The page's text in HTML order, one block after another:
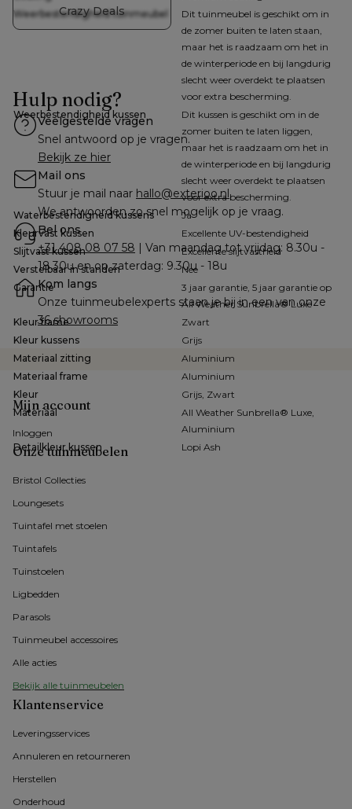
Weerbestendigheid tuinmeubel
Dit tuinmeubel is geschikt om in
de zomer buiten te laten staan,
maar het is raadzaam om het in
de winterperiode en bij langdurig
slecht weer overdekt te plaatsen
voor extra bescherming.
Weerbestendigheid kussen
Dit kussen is geschikt om in de
zomer buiten te laten liggen,
maar het is raadzaam om het in
de winterperiode en bij langdurig
slecht weer overdekt te plaatsen
voor extra bescherming.
Waterbestendigheid kussens
Ja
Kleurvast kussen
Excellente UV-bestendigheid
Slijtvast kussen
Excellente slijtvastheid
Verstelbaar in standen
Nee
Garantie
3 jaar garantie, 5 jaar garantie op
All Weather Sunbrella® Luxe
Kleur frame
Zwart
Kleur kussens
Grijs
Materiaal zitting
Aluminium
Materiaal frame
Aluminium
Kleur
Grijs, Zwart
Materiaal
All Weather Sunbrella® Luxe,
Aluminium
Detailkleur kussen
Lopi Ash
Crazy Deals
Hulp nodig?
Veelgestelde vragen
Snel antwoord op je vragen.
Bekijk ze hier
Mail ons
Stuur je mail naar hallo@exterioo.nl
We antwoorden zo snel mogelijk op je vraag.
Bel ons
+31 408 08 07 58 | Van maandag tot vrijdag: 8.30u -
18.30u en op zaterdag: 9.30u - 18u
Kom langs
36 showrooms
Onze tuinmeubelen
Bristol Collecties
Loungesets
Tuintafel met stoelen
Tuintafels
Tuinstoelen
Ligbedden
Parasols
Tuinmeubel accessoires
Alle acties
Bekijk alle tuinmeubelen
Klantenservice
Leveringsservices
Annuleren en retourneren
Herstellen
Onderhoud
Mijn account
Inloggen